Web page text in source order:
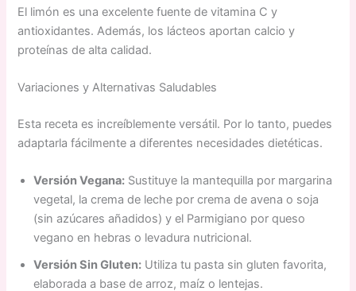
El limón es una excelente fuente de vitamina C y
antioxidantes. Además, los lácteos aportan calcio y
proteínas de alta calidad.
Variaciones y Alternativas Saludables
Esta receta es increíblemente versátil. Por lo tanto, puedes
adaptarla fácilmente a diferentes necesidades dietéticas.
Versión Vegana: Sustituye la mantequilla por margarina
vegetal, la crema de leche por crema de avena o soja
(sin azúcares añadidos) y el Parmigiano por queso
vegano en hebras o levadura nutricional.
Versión Sin Gluten: Utiliza tu pasta sin gluten favorita,
elaborada a base de arroz, maíz o lentejas.